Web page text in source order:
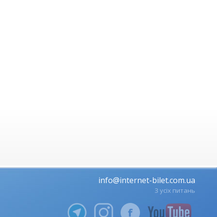
info@internet-bilet.com.ua
З усіх питань